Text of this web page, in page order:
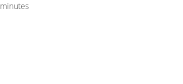
minutes